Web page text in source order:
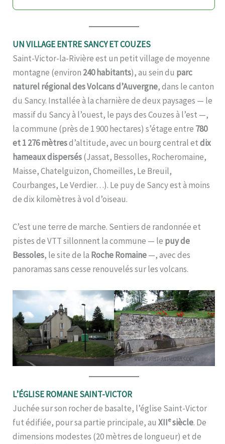
UN VILLAGE ENTRE SANCY ET COUZES
Saint-Victor-la-Rivière est un petit village de moyenne
montagne (environ 240 habitants), au sein du parc
naturel régional des Volcans d’Auvergne, dans le canton
du Sancy. Installée à la charnière de deux paysages — le
massif du Sancy à l’ouest, le pays des Couzes à l’est —,
la commune (près de 1 900 hectares) s’étage entre 780
et 1 276 mètresd’altitude, avec un bourg central etdix
hameaux dispersés(Jassat, Bessolles, Rocheromaine,
Maisse, Chatelguizon, Chomeilles, Le Breuil,
Courbanges, Le Verdier…). Le puy de Sancy est à moins
de dix kilomètres à vol d’oiseau.
C’est une terre de marche. Sentiers de randonnée et
pistes de VTT sillonnent la commune — le puy de
Bessoles, le site de la Roche Romaine—, avec des
panoramas sans cesse renouvelés sur les volcans.
L’ÉGLISE ROMANE SAINT-VICTOR
Juchée sur son rocher de basalte, l’église Saint-Victor
fut édifiée, pour sa partie principale, au XIIesiècle. De
dimensions modestes (20 mètres de longueur) et de